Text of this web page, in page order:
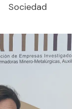
Sociedad